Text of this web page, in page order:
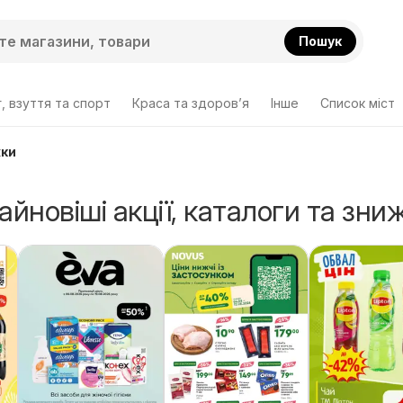
Пошук
взуття та спорт Краса та здоров’я Інше Cписок міст
акції, каталоги та